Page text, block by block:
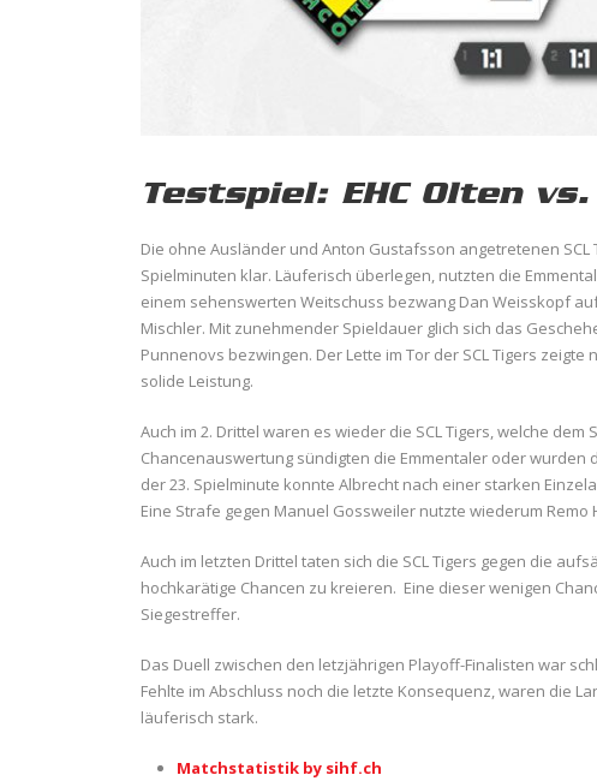
Testspiel: EHC Olten vs.
Die ohne Ausländer und Anton Gustafsson angetretenen
Spielminuten klar. Läuferisch überlegen, nutzten die
einem sehenswerten Weitschuss bezwang Dan Weisskopf
Mischler. Mit zunehmender Spieldauer glich sich das
Punnenovs bezwingen. Der Lette im Tor der SCL Tigers
solide Leistung.
Auch im 2. Drittel waren es wieder die SCL Tigers, welche
Chancenauswertung sündigten die Emmentaler oder wurden
der 23. Spielminute konnte Albrecht nach einer starken
Eine Strafe gegen Manuel Gossweiler nutzte wiederum Remo
Auch im letzten Drittel taten sich die SCL Tigers gegen die
hochkarätige Chancen zu kreieren. Eine dieser wenigen
Siegestreffer.
Das Duell zwischen den letzjährigen Playoff-Finalisten war
Fehlte im Abschluss noch die letzte Konsequenz, waren die
läuferisch stark.
Matchstatistik by sihf.ch